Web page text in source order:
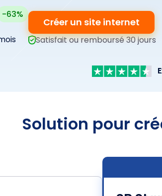
-63%
Créer un site internet
Satisfait ou remboursé 30 jours
Solution pour